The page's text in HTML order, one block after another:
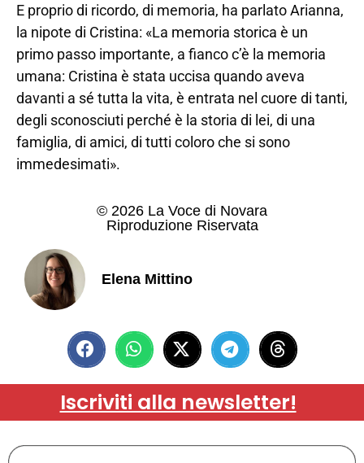
E proprio di ricordo, di memoria, ha parlato Arianna,
la nipote di Cristina: «La memoria storica è un
primo passo importante, a fianco c’è la memoria
umana: Cristina è stata uccisa quando aveva
davanti a sé tutta la vita, è entrata nel cuore di tanti,
degli sconosciuti perché è la storia di lei, di una
famiglia, di amici, di tutti coloro che si sono
immedesimati».
© 2026 La Voce di Novara
Riproduzione Riservata
Elena Mittino
Iscriviti alla newsletter!